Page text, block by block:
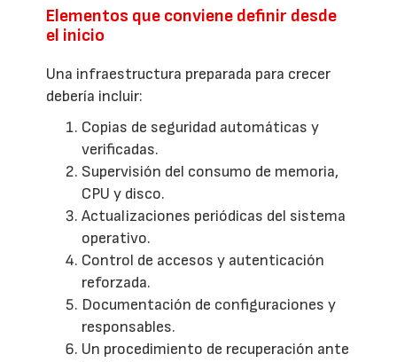
Elementos que conviene definir desde
el inicio
Una infraestructura preparada para crecer
debería incluir:
Copias de seguridad automáticas y
verificadas.
Supervisión del consumo de memoria,
CPU y disco.
Actualizaciones periódicas del sistema
operativo.
Control de accesos y autenticación
reforzada.
Documentación de configuraciones y
responsables.
Un procedimiento de recuperación ante